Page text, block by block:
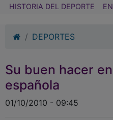
HISTORIA DEL DEPORTE
DEPORTES
Su buen hacer
española
01/10/2010 - 09:45